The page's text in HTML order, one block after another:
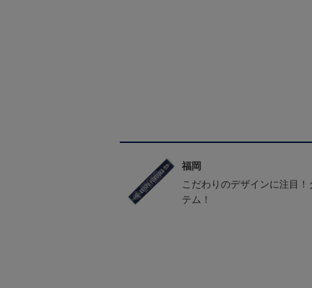
福岡
こだわりのデザインに注目
テム！